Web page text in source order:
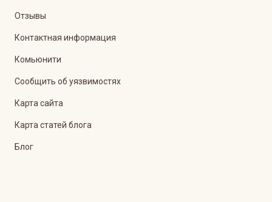
Отзывы
Контактная информация
Комьюнити
Сообщить об уязвимостях
Карта сайта
Карта статей блога
Блог